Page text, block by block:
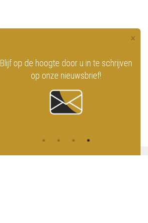
×
Blijf op de hoogte door u in te schrijven
op onze nieuwsbrief!